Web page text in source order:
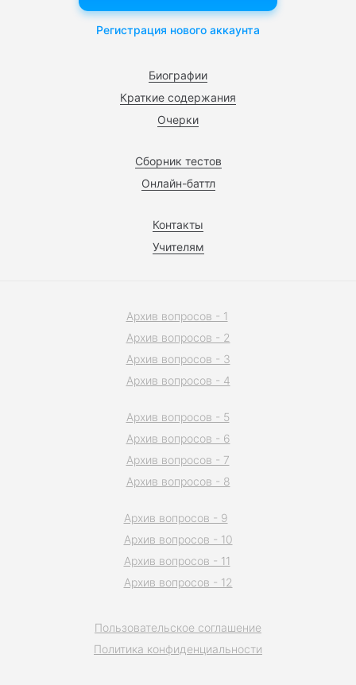
Биографии
Краткие содержания
Очерки
Сборник тестов
Онлайн-баттл
Контакты
Учителям
Регистрация нового аккаунта
Пользовательское соглашение
Политика конфиденциальности
Архив вопросов - 1
Архив вопросов - 2
Архив вопросов - 3
Архив вопросов - 4
Архив вопросов - 5
Архив вопросов - 6
Архив вопросов - 7
Архив вопросов - 8
Архив вопросов - 9
Архив вопросов - 10
Архив вопросов - 11
Архив вопросов - 12